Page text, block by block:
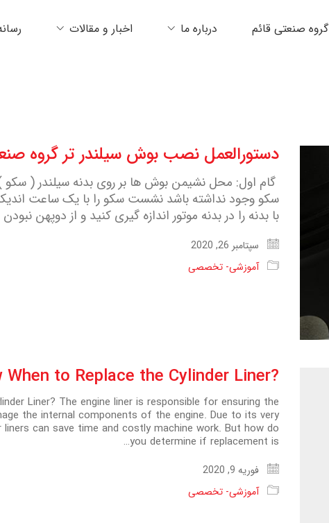
گروه صنعتی قائم درباره ما اخبار و مقالات
دستورالعمل نصب بوش سیلندر تر گروه
گام اول: محل نشیمن بوش ها بر روی بدنه سیلندر ( سکو
سکو وجود نداشته باشد نشست سکو را با یک ساعت
با بدنه را در بدنه موتور اندازه گیری کنید و از دوپهن
سپتامبر 26, 2020
آموزشی- تخصصی
?How do I know When to Replace the Cylinder Liner
Liner? The engine liner is responsible for ensuring the
the internal components of the engine. Due to its very
can save time and costly machine work. But how do
you determine if replacement is…
فوریه 9, 2020
آموزشی- تخصصی